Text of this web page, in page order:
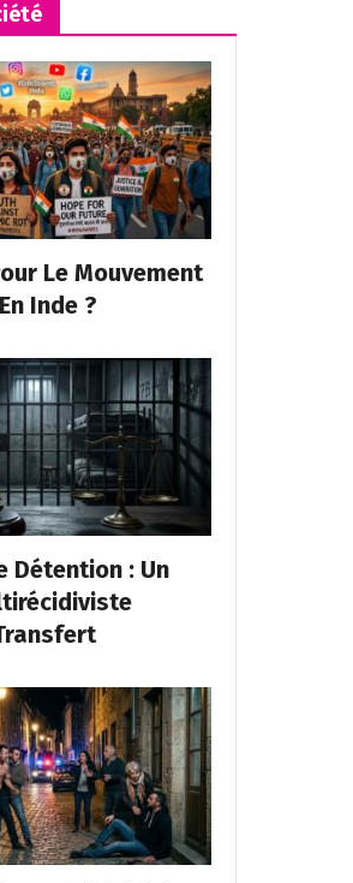
Le Mouvement
Inde ?
Détention : Un